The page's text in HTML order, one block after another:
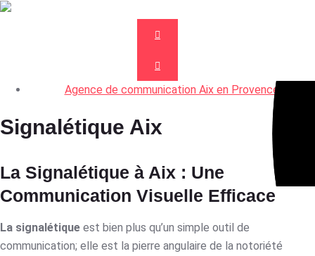
Agence de communication Aix en Provence
Signalétique Aix
La Signalétique à Aix : Une
Communication Visuelle Efficace
La signalétique est bien plus qu’un simple outil de
communication; elle est la pierre angulaire de la notoriété